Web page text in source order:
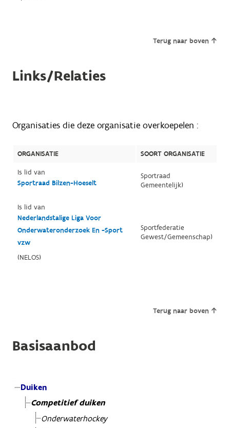
Terug naar boven
Links/Relaties
Organisaties die deze organisatie overkoepelen :
ORGANISATIE
SOORT ORGANISATIE
Is lid van
Sportraad Bilzen-Hoeselt
Sportraad
Gemeentelijk)
Is lid van
Nederlandstalige Liga Voor
Onderwateronderzoek En -Sport
vzw
(NELOS)
Sportfederatie
Gewest/Gemeenschap)
Terug naar boven
Basisaanbod
Duiken
Competitief duiken
Onderwaterhockey